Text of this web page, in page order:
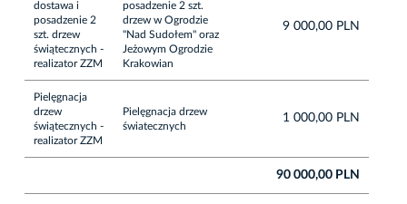
dostawa i
posadzenie 2
szt. drzew
świątecznych -
realizator ZZM
posadzenie 2 szt.
drzew w Ogrodzie
"Nad Sudołem" oraz
Jeżowym Ogrodzie
Krakowian
9 000,00 PLN
Pielęgnacja
drzew
świątecznych -
realizator ZZM
Pielęgnacja drzew
światecznych
1 000,00 PLN
90 000,00 PLN